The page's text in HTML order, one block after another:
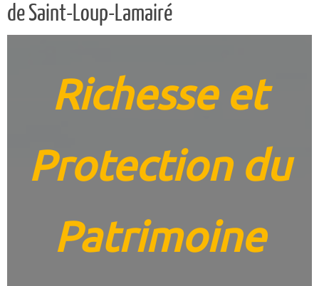
de Saint-Loup-Lamairé
Richesse et
Protection du
Patrimoine